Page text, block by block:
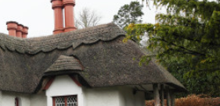
LIRE LA SUITE